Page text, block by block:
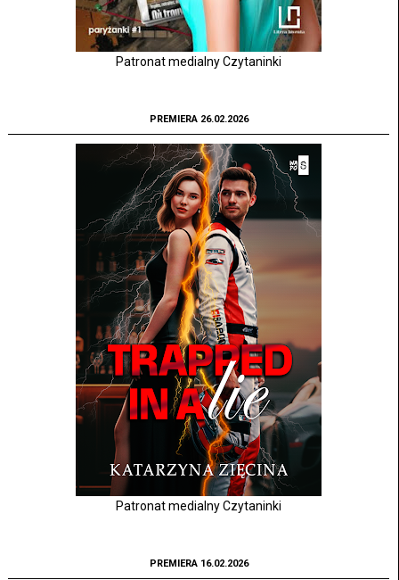
Patronat medialny Czytaninki
PREMIERA 26.02.2026
Patronat medialny Czytaninki
PREMIERA 16.02.2026